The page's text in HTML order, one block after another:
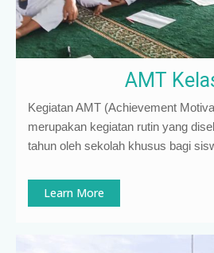
AMT
Kegiatan AMT (Achievement
merupakan kegiatan rutin yang
tahun oleh sekolah khusus bagi
Learn More